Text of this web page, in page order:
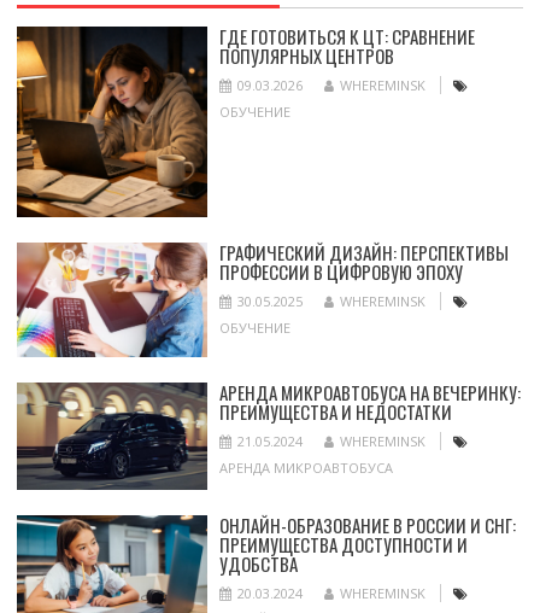
ГДЕ ГОТОВИТЬСЯ К ЦТ: СРАВНЕНИЕ
ПОПУЛЯРНЫХ ЦЕНТРОВ
09.03.2026
WHEREMINSK
ОБУЧЕНИЕ
ГРАФИЧЕСКИЙ ДИЗАЙН: ПЕРСПЕКТИВЫ
ПРОФЕССИИ В ЦИФРОВУЮ ЭПОХУ
30.05.2025
WHEREMINSK
ОБУЧЕНИЕ
АРЕНДА МИКРОАВТОБУСА НА ВЕЧЕРИНКУ:
ПРЕИМУЩЕСТВА И НЕДОСТАТКИ
21.05.2024
WHEREMINSK
АРЕНДА МИКРОАВТОБУСА
ОНЛАЙН-ОБРАЗОВАНИЕ В РОССИИ И СНГ:
ПРЕИМУЩЕСТВА ДОСТУПНОСТИ И
УДОБСТВА
20.03.2024
WHEREMINSK